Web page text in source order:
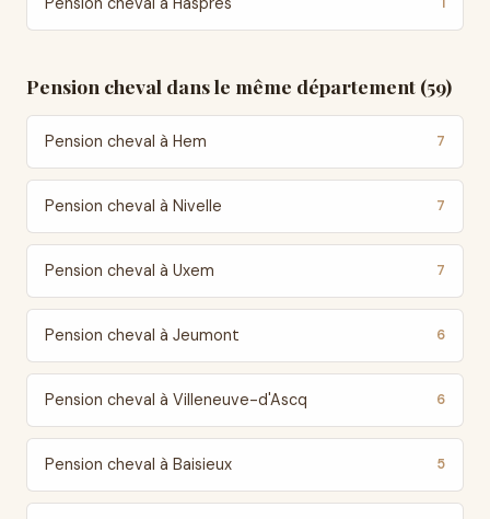
Pension cheval dans le même département (59)
Pension cheval à Hem 7
Pension cheval à Nivelle 7
Pension cheval à Uxem 7
Pension cheval à Jeumont 6
Pension cheval à Villeneuve-d'Ascq 6
Pension cheval à Baisieux 5